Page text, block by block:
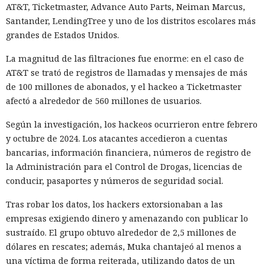
AT&T, Ticketmaster, Advance Auto Parts, Neiman Marcus,
Santander, LendingTree y uno de los distritos escolares más
grandes de Estados Unidos.
La magnitud de las filtraciones fue enorme: en el caso de
AT&T se trató de registros de llamadas y mensajes de más
de 100 millones de abonados, y el hackeo a Ticketmaster
afectó a alrededor de 560 millones de usuarios.
Según la investigación, los hackeos ocurrieron entre febrero
y octubre de 2024. Los atacantes accedieron a cuentas
bancarias, información financiera, números de registro de
la Administración para el Control de Drogas, licencias de
conducir, pasaportes y números de seguridad social.
Tras robar los datos, los hackers extorsionaban a las
empresas exigiendo dinero y amenazando con publicar lo
sustraído. El grupo obtuvo alrededor de 2,5 millones de
dólares en rescates; además, Muka chantajeó al menos a
una víctima de forma reiterada, utilizando datos de un